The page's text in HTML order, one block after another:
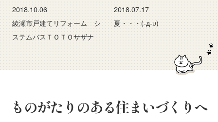
2018.10.06
綾瀬市戸建てリフォーム シ
ステムバスＴＯＴＯサザナ
2018.07.17
夏・・・(-д-υ)
ものがたりのある住まいづくりへ